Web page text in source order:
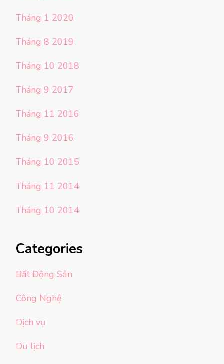
Tháng 1 2020
Tháng 8 2019
Tháng 10 2018
Tháng 9 2017
Tháng 11 2016
Tháng 9 2016
Tháng 10 2015
Tháng 11 2014
Tháng 10 2014
Categories
Bất Động Sản
Công Nghệ
Dịch vụ
Du lịch